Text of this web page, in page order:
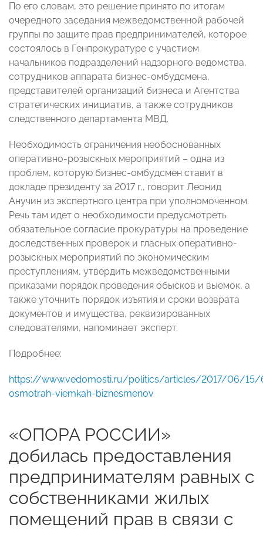
По его словам, это решение принято по итогам
очередного заседания межведомственной рабочей
группы по защите прав предпринимателей, которое
состоялось в Генпрокуратуре с участием
начальников подразделений надзорного ведомства,
сотрудников аппарата бизнес-омбудсмена,
представителей организаций бизнеса и Агентства
стратегических инициатив, а также сотрудников
следственного департамента МВД.
Необходимость ограничения необоснованных
оперативно-розыскных мероприятий – одна из
проблем, которую бизнес-омбудсмен ставит в
докладе президенту за 2017 г., говорит Леонид
Анучин из экспертного центра при уполномоченном.
Речь там идет о необходимости предусмотреть
обязательное согласие прокуратуры на проведение
доследственных проверок и гласных оперативно-
розыскных мероприятий по экономическим
преступлениям, утвердить межведомственными
приказами порядок проведения обысков и выемок, а
также уточнить порядок изъятия и сроки возврата
документов и имущества, реквизированных
следователями, напоминает эксперт.
Подробнее:
https://www.vedomosti.ru/politics/articles/2017/06/15/
osmotrah-viemkah-biznesmenov
«ОПОРА РОССИИ»
добилась предоставления
предпринимателям равных с
собственниками жилых
помещений прав в связи с